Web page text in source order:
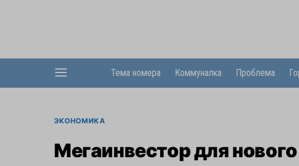
Тема номера Коммуналка Проблема
ЭКОНОМИКА
Мегаинвестор для